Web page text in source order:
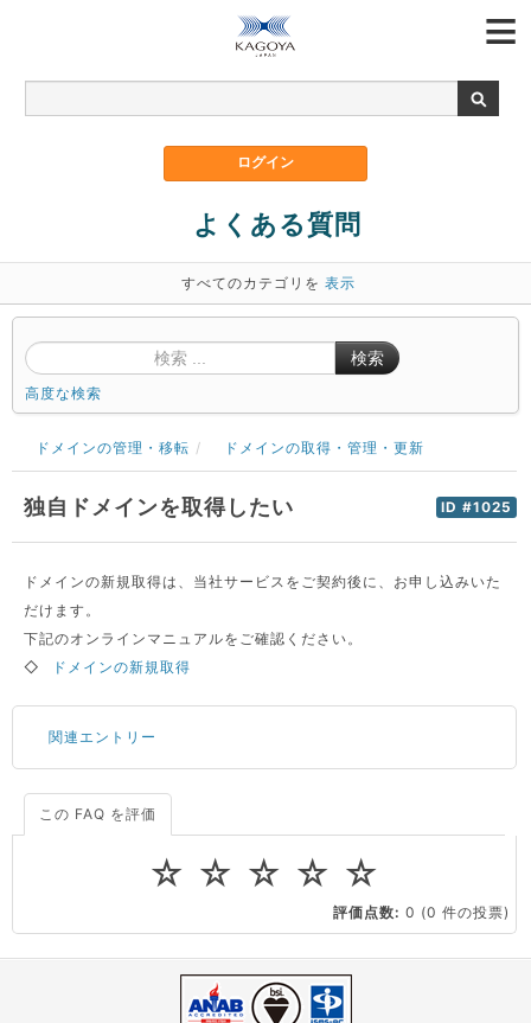
よくある質問
すべてのカテゴリを 表示
検索
高度な検索
ドメインの管理・移転 ドメインの取得・管理・更新
ID #1025
独自ドメインを取得したい
ドメインの新規取得は、当社サービスをご契約後に、お申し込みいた
だけます。
下記のオンラインマニュアルをご確認ください。
◇
ドメインの新規取得
関連エントリー
サーバーが重いので調査してほしい
CPUやメモリをアップグレードしたい
この FAQ を評価
☆
☆
☆
☆
☆
評価点数: 0 (0 件の投票)